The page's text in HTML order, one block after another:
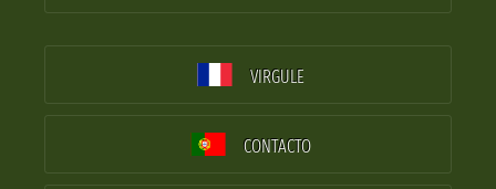
VIRGULE
CONTACTO